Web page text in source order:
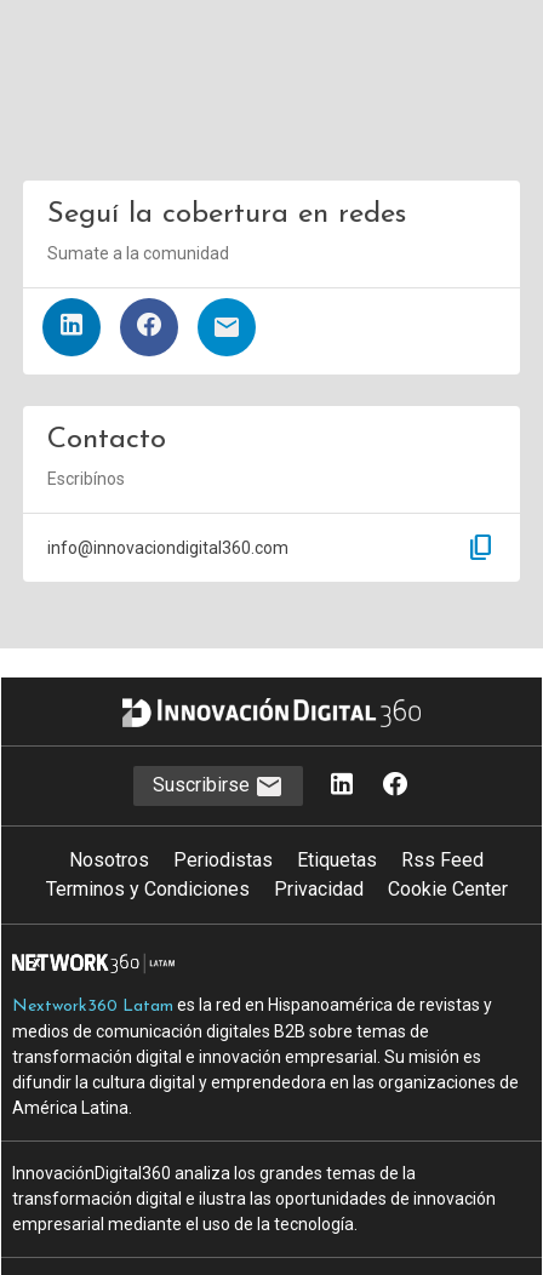
Seguí la cobertura en redes
Sumate a la comunidad
Contacto
Escribínos
info@innovaciondigital360.com content_copy
Suscribirse
Nosotros Periodistas Etiquetas
Rss Feed
Terminos y Condiciones
Privacidad Cookie Center
Nextwork360 Latam es la red en Hispanoamérica de revistas y
medios de comunicación digitales B2B sobre temas de
transformación digital e innovación empresarial. Su misión es
difundir la cultura digital y emprendedora en las organizaciones de
América Latina.
InnovaciónDigital360 analiza los grandes temas de la
transformación digital e ilustra las oportunidades de innovación
empresarial mediante el uso de la tecnología.